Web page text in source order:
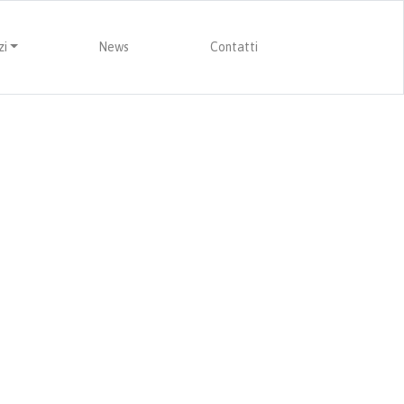
News Contatti